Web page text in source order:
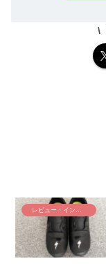
レビュー・インプレ